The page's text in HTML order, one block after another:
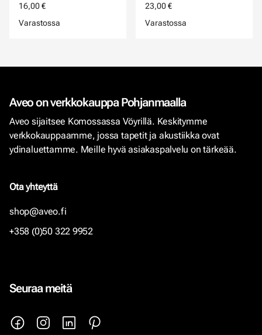
16,00 €
Varastossa
23,00 €
Varastossa
Aveo on verkkokauppa Pohjanmaalla
Aveo sijaitsee Komossassa Vöyrillä. Keskitymme
verkkokauppaamme, jossa tapetit ja akustiikka ovat
ydinaluettamme. Meille hyvä asiakaspalvelu on tärkeää.
Ota yhteyttä
shop@aveo.fi
+358 (0)50 322 9952
Seuraa meitä